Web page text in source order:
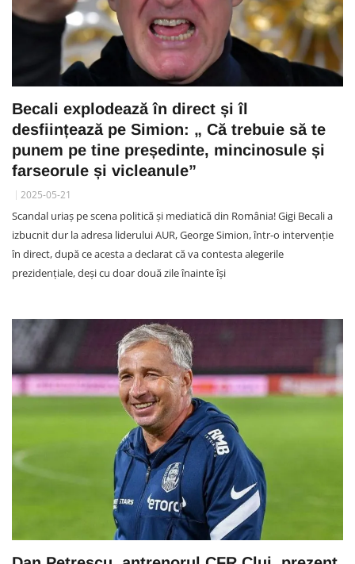
Becali explodează în direct și îl
desființează pe Simion: „ Că trebuie să te
punem pe tine președinte, mincinosule și
farseorule și vicleanule”
2025-05-21
Scandal uriaș pe scena politică și mediatică din România! Gigi Becali a
izbucnit dur la adresa liderului AUR, George Simion, într-o intervenție
în direct, după ce acesta a declarat că va contesta alegerile
prezidențiale, deși cu doar două zile înainte își